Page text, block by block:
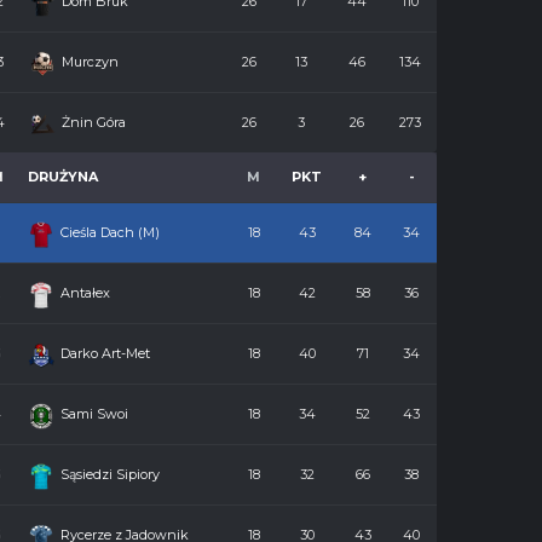
Murczyn 26 13 46 134
Żnin Góra 26 3 26 273
DRUŻYNA M PKT + -
Cieśla Dach (M) 18 43 84 34
Antałex 18 42 58 36
Darko Art-Met 18 40 71 34
Sami Swoi 18 34 52 43
Sąsiedzi Sipiory 18 32 66 38
Rycerze z Jadownik 18 30 43 40